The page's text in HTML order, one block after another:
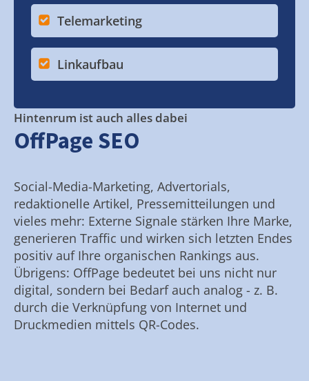
Telemarketing
Linkaufbau
Hintenrum ist auch alles dabei
OffPage SEO
Social-Media-Marketing, Advertorials,
redaktionelle Artikel, Pressemitteilungen und
vieles mehr: Externe Signale stärken Ihre Marke,
generieren Traffic und wirken sich letzten Endes
positiv auf Ihre organischen Rankings aus.
Übrigens: OffPage bedeutet bei uns nicht nur
digital, sondern bei Bedarf auch analog - z. B.
durch die Verknüpfung von Internet und
Druckmedien mittels QR-Codes.